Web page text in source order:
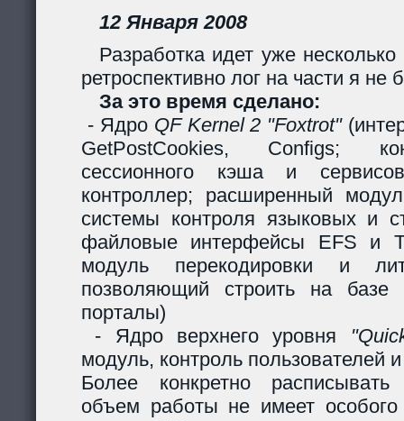
12 Января 2008
Разработка идет уже
ретроспективно лог на части я не
За это время сделано:
- Ядро QF Kernel 2 "Foxtrot"
GetPostCookies, Configs;
сессионного кэша и
контроллер; расширенный
системы контроля языковых и
файловые интерфейсы EFS и
модуль перекодировки и
позволяющий строить на базе
порталы)
- Ядро верхнего уровня
модуль, контроль пользователей и
Более конкретно
объем работы не имеет